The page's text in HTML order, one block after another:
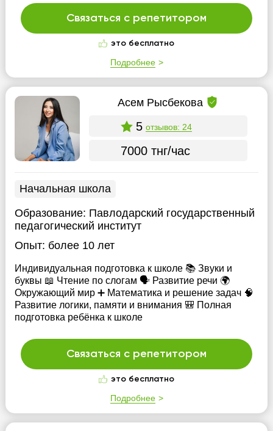
Связаться с репетитором
это бесплатно
Подробнее
Асем Рысбекова
5 отзывов: 24
7000 тнг/час
Начальная школа
Образование: Павлодарский государственный
педагогический институт
Опыт: более 10 лет
Индивидуальная подготовка к школе 📚 Звуки и
буквы 📖 Чтение по слогам 🗣️ Развитие речи 🌍
Окружающий мир ➕ Математика и решение задач 🧠
Развитие логики, памяти и внимания 🎒 Полная
подготовка ребёнка к школе
Связаться с репетитором
это бесплатно
Подробнее